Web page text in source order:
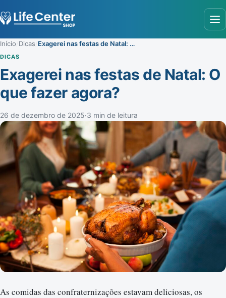
Início Dicas Exagerei nas festas de Natal: O que fazer agora?
DICAS
Exagerei nas festas de Natal: O
que fazer agora?
26 de dezembro de 2025·3 min de leitura
As comidas das confraternizações estavam deliciosas, os